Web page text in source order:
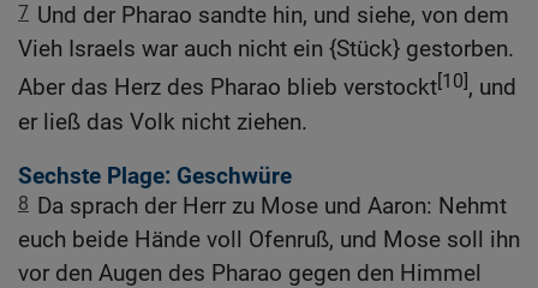
7 Und der Pharao sandte hin, und siehe, von dem
Vieh Israels war auch nicht ein {Stück} gestorben.
Aber das Herz des Pharao blieb verstockt[10], und
er ließ das Volk nicht ziehen.
Sechste Plage: Geschwüre
8 Da sprach der Herr zu Mose und Aaron: Nehmt
euch beide Hände voll Ofenruß, und Mose soll ihn
vor den Augen des Pharao gegen den Himmel